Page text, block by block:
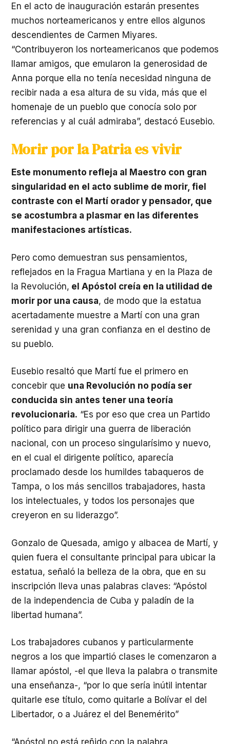
En el acto de inauguración estarán presentes
muchos norteamericanos y entre ellos algunos
descendientes de Carmen Miyares.
“Contribuyeron los norteamericanos que podemos
llamar amigos, que emularon la generosidad de
Anna porque ella no tenía necesidad ninguna de
recibir nada a esa altura de su vida, más que el
homenaje de un pueblo que conocía solo por
referencias y al cuál admiraba”, destacó Eusebio.
Morir por la Patria es vivir
Este monumento refleja al Maestro con gran
singularidad en el acto sublime de morir, fiel
contraste con el Martí orador y pensador, que
se acostumbra a plasmar en las diferentes
manifestaciones artísticas.
Pero como demuestran sus pensamientos,
reflejados en la Fragua Martiana y en la Plaza de
la Revolución, el Apóstol creía en la utilidad de
morir por una causa, de modo que la estatua
acertadamente muestre a Martí con una gran
serenidad y una gran confianza en el destino de
su pueblo.
Eusebio resaltó que Martí fue el primero en
concebir que una Revolución no podía ser
conducida sin antes tener una teoría
revolucionaria. “Es por eso que crea un Partido
político para dirigir una guerra de liberación
nacional, con un proceso singularísimo y nuevo,
en el cual el dirigente político, aparecía
proclamado desde los humildes tabaqueros de
Tampa, o los más sencillos trabajadores, hasta
los intelectuales, y todos los personajes que
creyeron en su liderazgo”.
Gonzalo de Quesada, amigo y albacea de Martí, y
quien fuera el consultante principal para ubicar la
estatua, señaló la belleza de la obra, que en su
inscripción lleva unas palabras claves: “Apóstol
de la independencia de Cuba y paladín de la
libertad humana”.
Los trabajadores cubanos y particularmente
negros a los que impartió clases le comenzaron a
llamar apóstol, -el que lleva la palabra o transmite
una enseñanza-, “por lo que sería inútil intentar
quitarle ese título, como quitarle a Bolívar el del
Libertador, o a Juárez el del Benemérito”
“Apóstol no está reñido con la palabra